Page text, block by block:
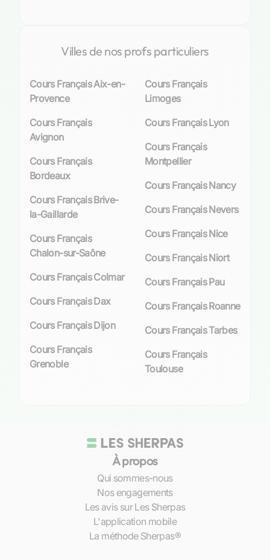
Les avantages des cours particuliers de
Personnalisation de l’enseignement
Lorsque l’on évoque les bénéfices des cours
particuliers de français à Marseille, la
personnalisation
de l’enseignement s’impose
comme une évidence. Chaque apprenant est
unique, avec ses propres forces et défis à
relever. Les professeurs particuliers, conscients
de cette singularité, proposent donc un
sur mesure , ajusté aux
besoins individuels. Ils mettent en œuvre des
stratégies pédagogiques variées pour cibler les
lacunes spécifiques et renforcer les
compétences linguistiques.
Approche individualisée pour chaque
élève.
pédagogique adapté au profil
d’apprentissage.
Flexibilité et adaptation aux besoins spécifiques
Dans un monde où l’emploi du temps est
souvent chargé, laflexibilitédes cours
particuliers est un avantage non négligeable. À
Marseille, que vous optiez pour des séances en
présentiel ou en ligne, nos enseignants
s’adaptent à votre rythme de vie. Cette
Villes de nos profs particuliers
Cours Français Aix-en-
Provence
Cours Français
Avignon
Cours Français
Bordeaux
Cours Français Brive-
la-Gaillarde
Cours Français
Chalon-sur-Saône
Cours Français Colmar
Cours Français Dax
Cours Français Dijon
Cours Français
Grenoble
Cours Français
Limoges
Cours Français Lyon
Cours Français
Montpellier
Cours Français Nancy
Cours Français Nevers
Cours Français Nice
Cours Français Niort
Cours Français Pau
Cours Français Roanne
Cours Français Tarbes
Cours Français
Toulouse
À propos
Qui sommes-nous
Nos engagements
Les avis sur Les Sherpas
L'application mobile
La méthode Sherpas®